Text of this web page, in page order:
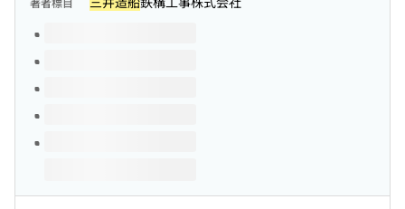
このタイトルの巻号